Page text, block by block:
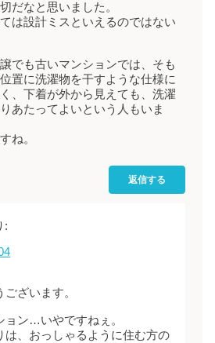
だなと思いました。
は設計ミスといえるのではない
でも古いマンションでは、そも
置に洗濯物を干すような仕様に
、下着が外から見えても、洗濯
あたってよいという人もいま
ね。
返信する
:
ざいます。
ョン…いやですねぇ。
は、おっしゃるように住む方の